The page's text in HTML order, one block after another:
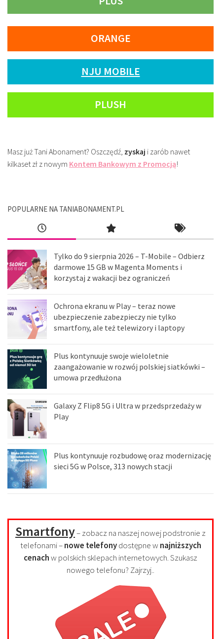
ORANGE
NJU MOBILE
PLUSH
Masz już Tani Abonament? Oszczędź, zyskaj i zarób nawet
kilkaset zł z nowym Kontem Bankowym z Promocją!
POPULARNE NA TANIABONAMENT.PL
Tylko do 9 sierpnia 2026 – T-Mobile – Odbierz
darmowe 15 GB w Magenta Moments i
korzystaj z wakacji bez ograniczeń
Ochrona ekranu w Play – teraz nowe
ubezpieczenie zabezpieczy nie tylko
smartfony, ale też telewizory i laptopy
Plus kontynuuje swoje wieloletnie
zaangażowanie w rozwój polskiej siatkówki –
umowa przedłużona
Galaxy Z Flip8 5G i Ultra w przedsprzedaży w
Play
Plus kontynuuje rozbudowę oraz modernizację
sieci 5G w Polsce, 313 nowych stacji
Smartfony– zobacz na naszej nowej podstronie z
telefonami –nowe telefonydostępne w najniższych
cenachw polskich sklepach internetowych. Szukasz
nowego telefonu? Zajrzyj..